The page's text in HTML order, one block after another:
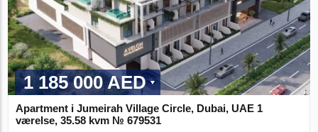
1 185 000 AED
Apartment i Jumeirah Village Circle, Dubai, UAE 1
værelse, 35.58 kvm № 679531